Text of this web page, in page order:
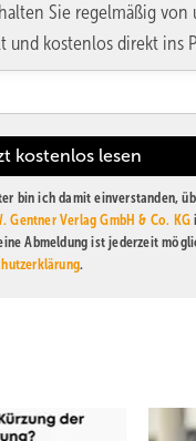
Sie regelmäßig
und kostenlos direkt ins
bin ich damit einverstanden,
Gentner Verlag GmbH & Co. KG
Abmeldung ist jederzeit
.